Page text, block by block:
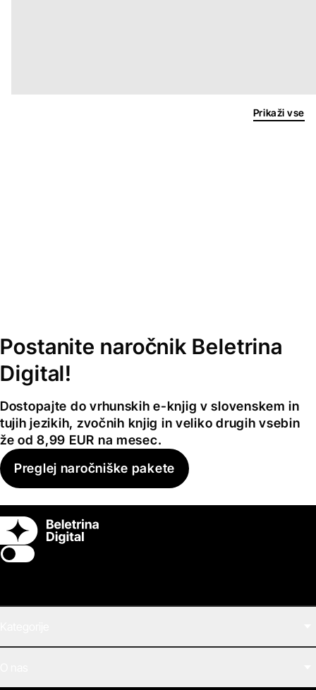
Prikaži vse
Postanite naročnik Beletrina
Digital!
Dostopajte do vrhunskih e-knjig v slovenskem in
tujih jezikih, zvočnih knjig in veliko drugih vsebin
že od 8,99 EUR na mesec.
Preglej naročniške pakete
Switch theme